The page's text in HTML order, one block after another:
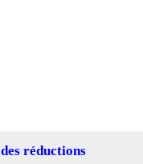
réductions